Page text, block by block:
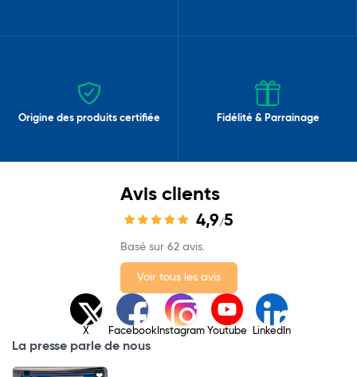
Origine des produits certifiée Fidélité & Parrainage
Avis clients
4,9/5
Basé sur 62 avis.
Voir tous les avis
X Facebook Instagram Youtube LinkedIn
La presse parle de nous